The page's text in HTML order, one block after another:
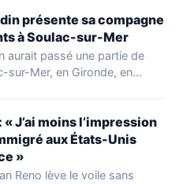
présente sa compagne
à Soulac-sur-Mer
aurait passé une partie de
sur-Mer, en Gironde, en
« J’ai moins l’impression
aux États-Unis
»
Reno lève le voile sans